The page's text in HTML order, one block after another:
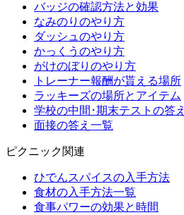
バッジの確認方法と効果
なみのりのやり方
ダッシュのやり方
かっくうのやり方
がけのぼりのやり方
トレーナー報酬が貰える場所
ラッキーズの場所とアイテム
学校の中間･期末テストの答え
面接の答え一覧
ピクニック関連
ひでんスパイスの入手方法
食材の入手方法一覧
食事パワーの効果と時間